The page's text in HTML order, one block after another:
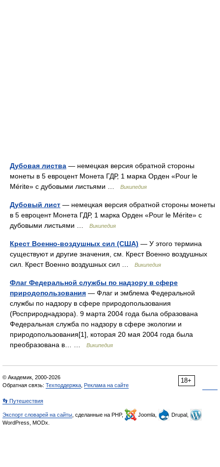
Дубовая листва — немецкая версия обратной стороны
монеты в 5 евроцент Монета ГДР, 1 марка Орден «Pour le
Mérite» с дубовыми листьями …
Википедия
Дубовый лист — немецкая версия обратной стороны монеты
в 5 евроцент Монета ГДР, 1 марка Орден «Pour le Mérite» с
дубовыми листьями …
Википедия
Крест Военно-воздушных сил (США) — У этого термина
существуют и другие значения, см. Крест Военно воздушных
сил. Крест Военно воздушных сил …
Википедия
Флаг Федеральной службы по надзору в сфере
природопользования — Флаг и эмблема Федеральной
службы по надзору в сфере природопользования
(Росприроднадзора). 9 марта 2004 года была образована
Федеральная служба по надзору в сфере экологии и
природопользования[1], которая 20 мая 2004 года была
преобразована в… …
Википедия
18+
© Академик, 2000-2026
Обратная связь: Техподдержка Реклама на сайте
👣 Путешествия
Экспорт словарей на сайты , сделанные на PHP, Joomla,
Drupal,
WordPress, MODx.